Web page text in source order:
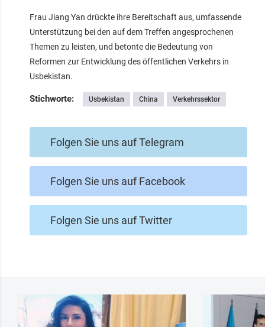
Frau Jiang Yan drückte ihre Bereitschaft aus, umfassende
Unterstützung bei den auf dem Treffen angesprochenen
Themen zu leisten, und betonte die Bedeutung von
Reformen zur Entwicklung des öffentlichen Verkehrs in
Usbekistan.
Stichworte: Usbekistan China Verkehrssektor
Folgen Sie uns auf Telegram
Folgen Sie uns auf Facebook
Folgen Sie uns auf Twitter